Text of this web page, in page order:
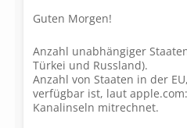
Guten Morgen!
Anzahl unabhängiger
Türkei und Russland).
Anzahl von Staaten in der
verfügbar ist, laut
Kanalinseln mitrechnet.